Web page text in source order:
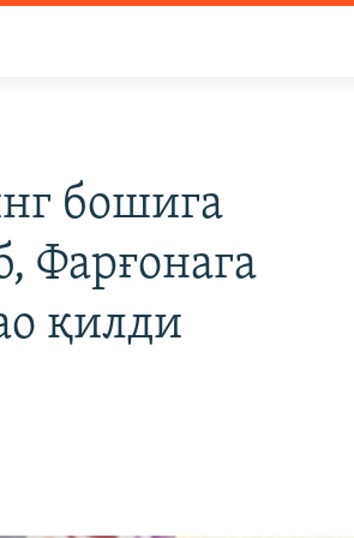
бошига
Фарғонага
қилди